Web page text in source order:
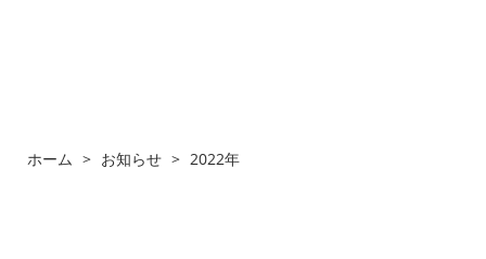
ホーム > お知らせ > 2022年